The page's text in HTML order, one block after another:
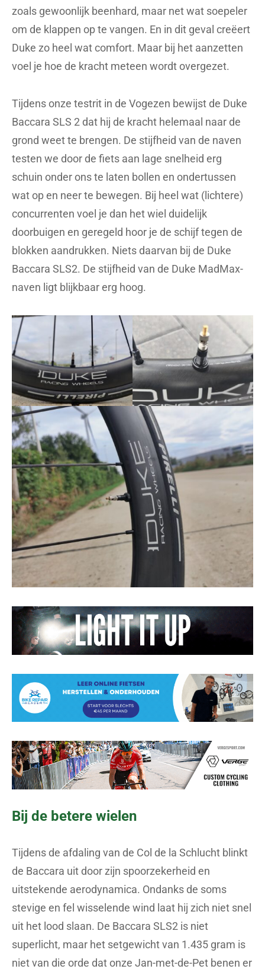
zoals gewoonlijk beenhard, maar net wat soepeler
om de klappen op te vangen. En in dit geval creëert
Duke zo heel wat comfort. Maar bij het aanzetten
voel je hoe de kracht meteen wordt overgezet.
Tijdens onze testrit in de Vogezen bewijst de Duke
Baccara SLS 2 dat hij de kracht helemaal naar de
grond weet te brengen. De stijfheid van de naven
testen we door de fiets aan lage snelheid erg
schuin onder ons te laten bollen en ondertussen
wat op en neer te bewegen. Bij heel wat (lichtere)
concurrenten voel je dan het wiel duidelijk
doorbuigen en geregeld hoor je de schijf tegen de
blokken aandrukken. Niets daarvan bij de Duke
Baccara SLS2. De stijfheid van de Duke MadMax-
naven ligt blijkbaar erg hoog.
Bij de betere wielen
Tijdens de afdaling van de Col de la Schlucht blinkt
de Baccara uit door zijn spoorzekerheid en
uitstekende aerodynamica. Ondanks de soms
stevige en fel wisselende wind laat hij zich niet snel
uit het lood slaan. De Baccara SLS2 is niet
superlicht, maar het setgewicht van 1.435 gram is
niet van die orde dat onze Jan-met-de-Pet benen er